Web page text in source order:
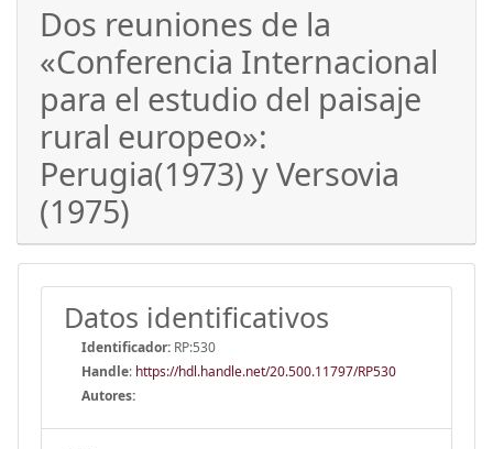
Dos reuniones de la
«Conferencia Internacional
para el estudio del paisaje
rural europeo»:
Perugia(1973) y Versovia
(1975)
Datos identificativos
Identificador: RP:530
Handle: https://hdl.handle.net/20.500.11797/RP530
Autores: